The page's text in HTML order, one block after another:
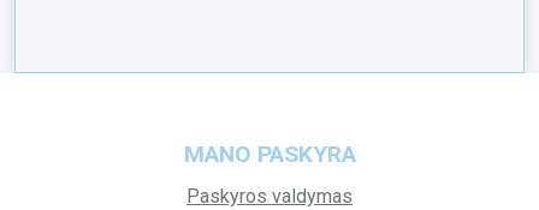
MANO PASKYRA
Paskyros valdymas